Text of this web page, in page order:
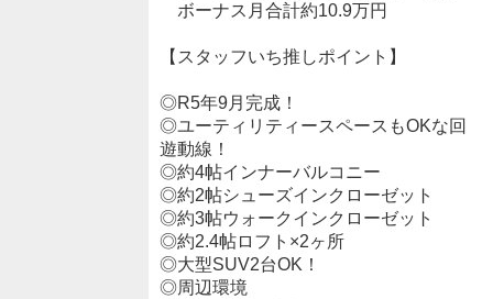
ボーナス月合計約10.9万円
【スタッフいち推しポイント】
◎R5年9月完成！
◎ユーティリティースペースもOKな回
遊動線！
◎約4帖インナーバルコニー
◎約2帖シューズインクローゼット
◎約3帖ウォークインクローゼット
◎約2.4帖ロフト×2ヶ所
◎大型SUV2台OK！
◎周辺環境